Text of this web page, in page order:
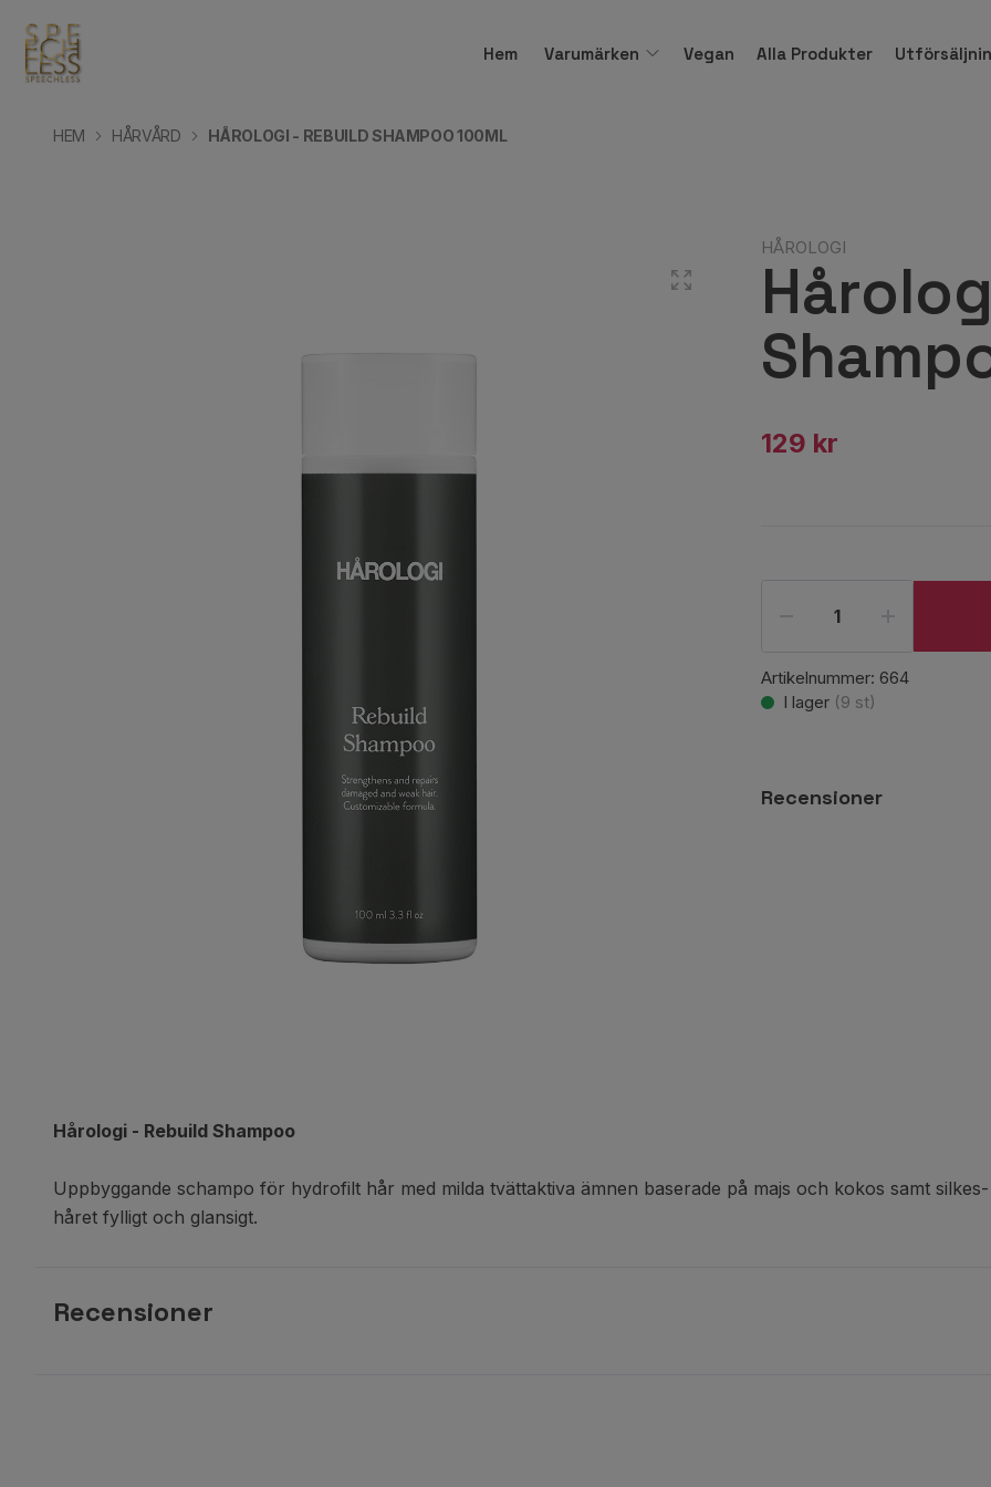
Hem Varumärken Vegan Alla Produkter
HEM HÅRVÅRD HÅROLOGI - REBUILD SHAMPOO 100ML
HÅROLOGI
129 kr
Artikelnummer: 664
I lager (9 st)
Recensioner
Hårologi - Rebuild Shampoo
Uppbyggande schampo för hydrofilt hår med milda tvättaktiva ämnen baserade på majs och kokos samt
håret fylligt och glansigt.
Recensioner